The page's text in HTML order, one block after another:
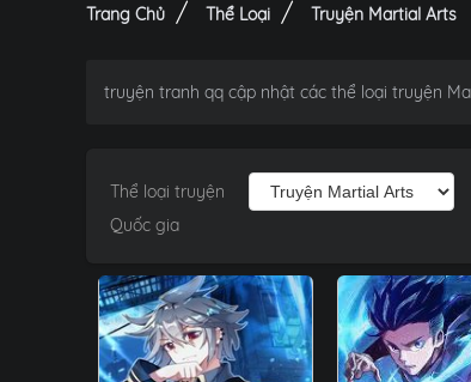
Trang Chủ Thể Loại Truyện Martial Arts
truyện tranh qq cập nhật các thể loại truyện
Thể loại truyện
Quốc gia